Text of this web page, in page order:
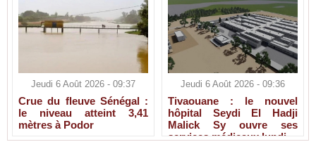
Jeudi 6 Août 2026 - 09:37
Crue du fleuve Sénégal :
le niveau atteint 3,41
mètres à Podor
Jeudi 6 Août 2026 - 09:36
Tivaouane : le nouvel
hôpital Seydi El Hadji
Malick Sy ouvre ses
services médicaux lundi